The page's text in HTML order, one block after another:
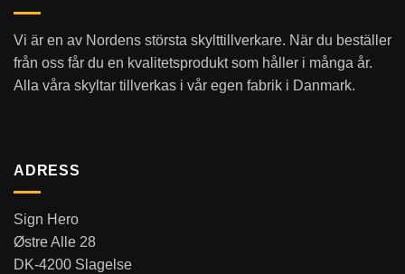
Vi är en av Nordens största skylttillverkare. När du beställer
från oss får du en kvalitetsprodukt som håller i många år.
Alla våra skyltar tillverkas i vår egen fabrik i Danmark.
ADRESS
Sign Hero
Østre Alle 28
DK-4200 Slagelse